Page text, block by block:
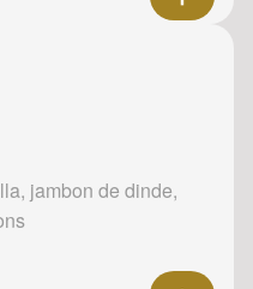
jambon de dinde,